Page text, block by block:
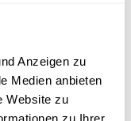
Anzeigen zu
Medien anbieten
Website zu
zu Ihrer